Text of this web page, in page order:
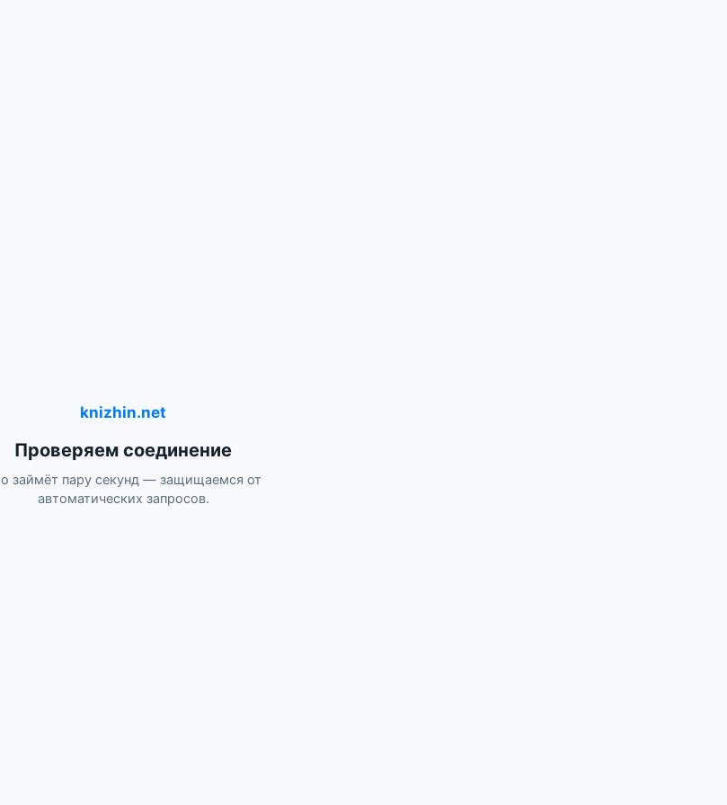
knizhin.net
Проверяем соединение
займёт пару секунд — защищаемся от
автоматических запросов.